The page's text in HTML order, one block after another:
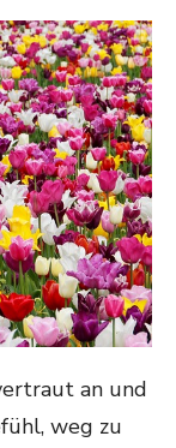
an und
weg zu